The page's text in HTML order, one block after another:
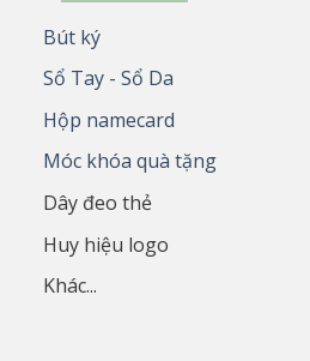
Bút ký
Sổ Tay - Sổ Da
Hộp namecard
Móc khóa quà tặng
Dây đeo thẻ
Huy hiệu logo
Khác...